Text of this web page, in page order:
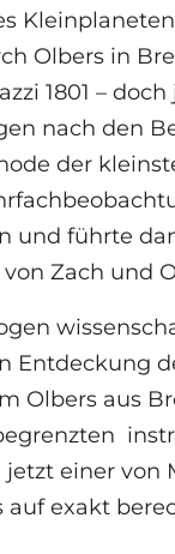
Olbers in
1801 –
nach den
der
und führte
Zach und
Olbers aus
einer von
exakt